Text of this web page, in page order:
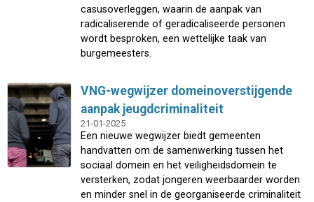
casusoverleggen, waarin de aanpak van
radicaliserende of geradicaliseerde personen
wordt besproken, een wettelijke taak van
burgemeesters.
VNG-wegwijzer domeinoverstijgende
aanpak jeugdcriminaliteit
21-01-2025
Een nieuwe wegwijzer biedt gemeenten
handvatten om de samenwerking tussen het
sociaal domein en het veiligheidsdomein te
versterken, zodat jongeren weerbaarder worden
en minder snel in de georganiseerde criminaliteit